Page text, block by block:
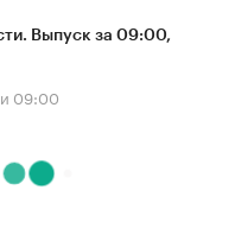
Выпуск за 09:00,
09:00